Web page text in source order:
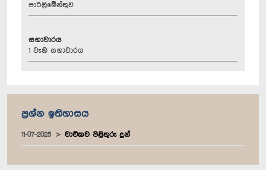
පාර්ලිමේන්තුව
සභාවාරය
1 වැනි සභාවාරය
ප්‍රශ්න ඉතිහාසය
11-07-2025 වාචිකව පිළිතුරු දුන්